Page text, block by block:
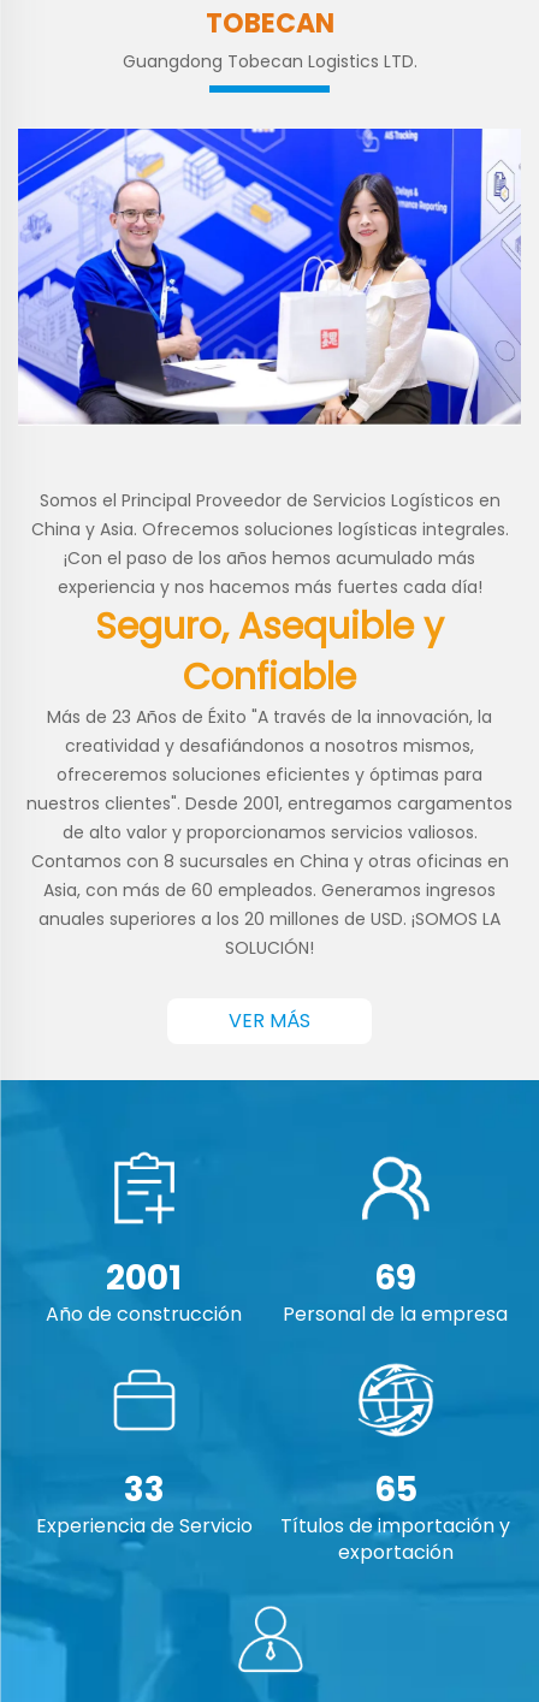
TOBECAN
Guangdong Tobecan Logistics LTD.
Somos el Principal Proveedor de Servicios Logísticos en
China y Asia. Ofrecemos soluciones logísticas integrales.
¡Con el paso de los años hemos acumulado más
experiencia y nos hacemos más fuertes cada día!
Seguro, Asequible y
Confiable
Más de 23 Años de Éxito "A través de la innovación, la
creatividad y desafiándonos a nosotros mismos,
ofreceremos soluciones eficientes y óptimas para
nuestros clientes". Desde 2001, entregamos cargamentos
de alto valor y proporcionamos servicios valiosos.
Contamos con 8 sucursales en China y otras oficinas en
Asia, con más de 60 empleados. Generamos ingresos
anuales superiores a los 20 millones de USD. ¡SOMOS LA
SOLUCIÓN!
VER MÁS
2001
Año de construcción
69
Personal de la empresa
33
Experiencia de Servicio
65
Títulos de importación y
exportación